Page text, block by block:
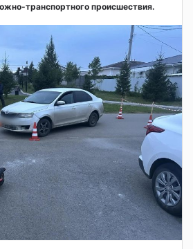
транспортного происшествия.